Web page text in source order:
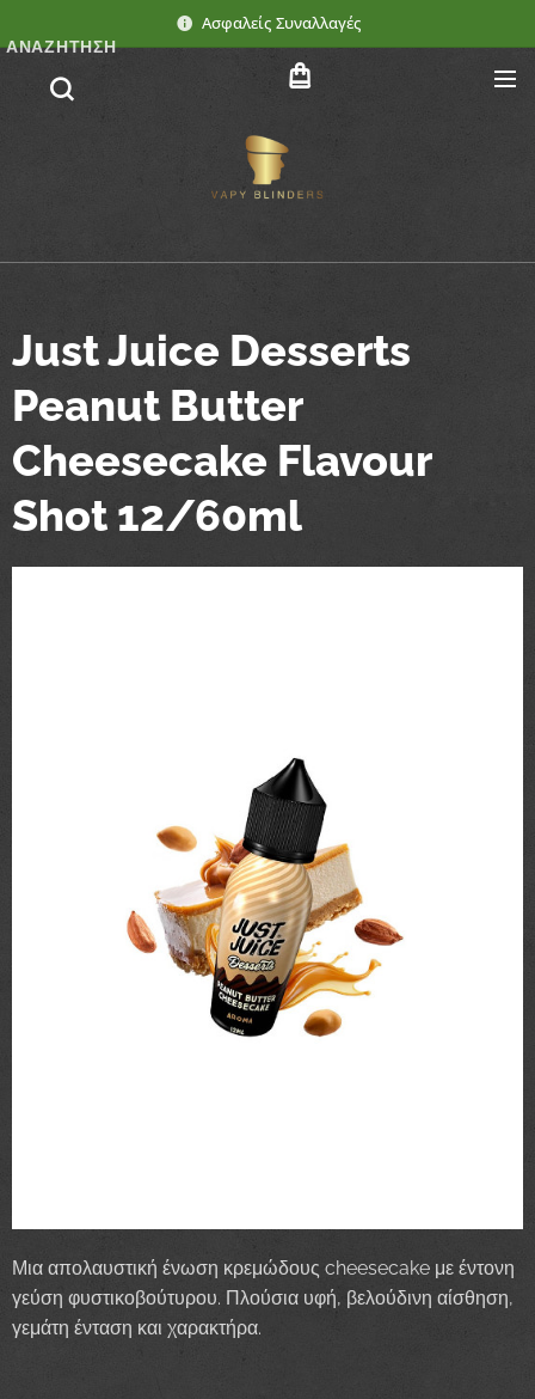
Ασφαλείς Συναλλαγές
ΑΝΑΖΉΤΗΣΗ
Just Juice Desserts
Peanut Butter
Cheesecake Flavour
Shot 12/60ml
Μια απολαυστική ένωση κρεμώδους cheesecake με έντονη
γεύση φυστικοβούτυρου. Πλούσια υφή, βελούδινη αίσθηση,
γεμάτη ένταση και χαρακτήρα.